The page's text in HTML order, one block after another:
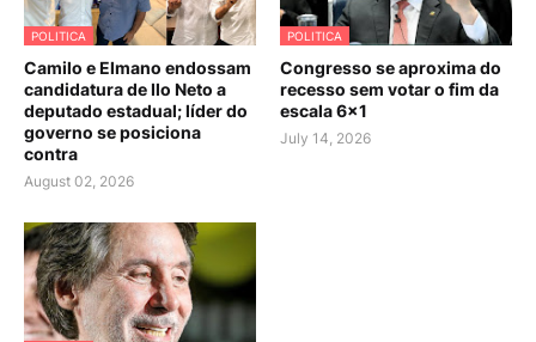
POLITICA
Camilo e Elmano endossam
candidatura de Ilo Neto a
deputado estadual; líder do
governo se posiciona
contra
August 02, 2026
POLITICA
Congresso se aproxima do
recesso sem votar o fim da
escala 6×1
July 14, 2026